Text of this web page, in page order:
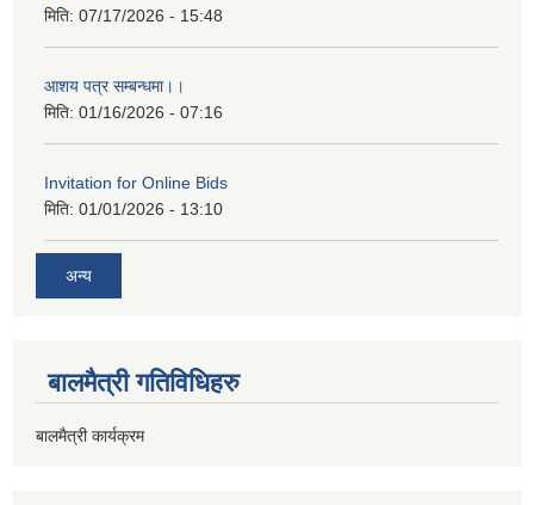
मिति: 07/17/2026 - 15:48
आशय पत्र सम्बन्धमा।।
मिति: 01/16/2026 - 07:16
Invitation for Online Bids
मिति: 01/01/2026 - 13:10
अन्य
बालमैत्री गतिविधिहरु
बालमैत्री कार्यक्रम